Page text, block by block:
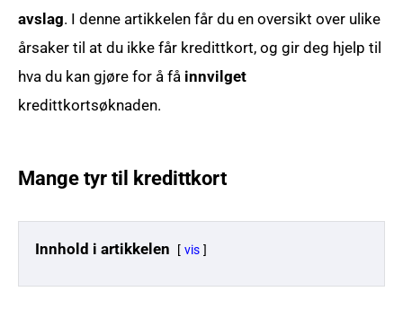
avslag. I denne artikkelen får du en oversikt over ulike
årsaker til at du ikke får kredittkort, og gir deg hjelp til
hva du kan gjøre for å få innvilget
kredittkortsøknaden.
Mange tyr til kredittkort
Innhold i artikkelen vis